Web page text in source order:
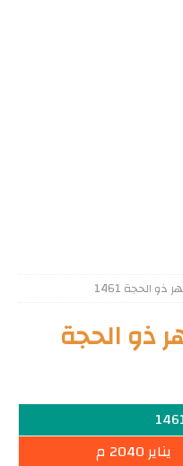
الحجة 1461
ذو الحجة
يناير 2040 م